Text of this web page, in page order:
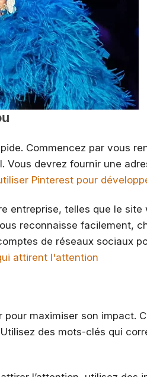
Commencez par vous
Vous devrez fournir une
Pinterest pour
entreprise, telles que le
reconnaisse facilement,
de réseaux sociaux
attirent l'attention
maximiser son impact.
des mots-clés qui